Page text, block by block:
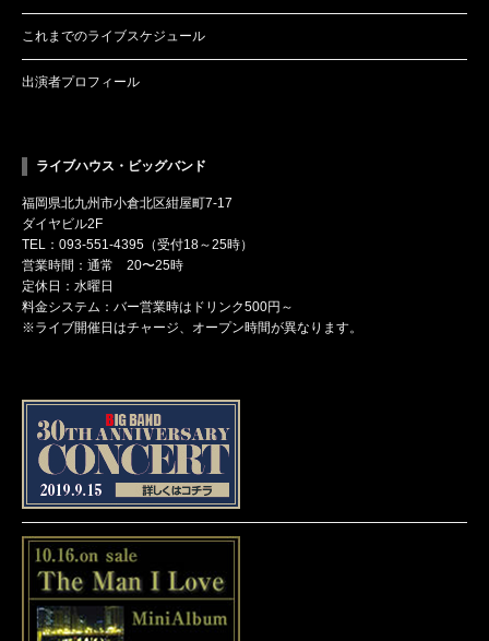
これまでのライブスケジュール
出演者プロフィール
ライブハウス・ビッグバンド
福岡県北九州市小倉北区紺屋町7-17
ダイヤビル2F
TEL：093-551-4395（受付18～25時）
営業時間：通常 20〜25時
定休日：水曜日
料金システム：バー営業時はドリンク500円～
※ライブ開催日はチャージ、オープン時間が異なります。